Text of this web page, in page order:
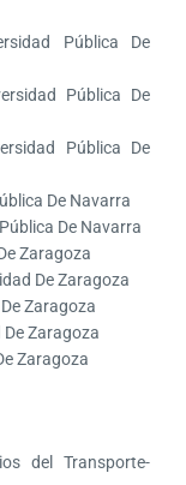
Pública De
Pública De
Pública De
De Navarra
De Navarra
Zaragoza
De Zaragoza
Zaragoza
Zaragoza
Zaragoza
del Transporte-